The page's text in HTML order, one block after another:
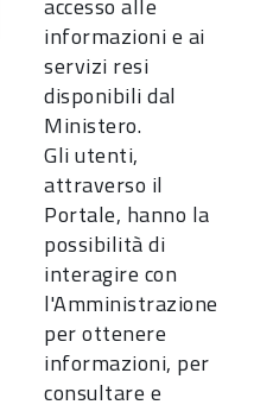
informazioni e ai
servizi resi
disponibili dal
Ministero.
Gli utenti,
attraverso il
Portale, hanno la
possibilità di
interagire con
l'Amministrazione
per ottenere
informazioni, per
consultare e